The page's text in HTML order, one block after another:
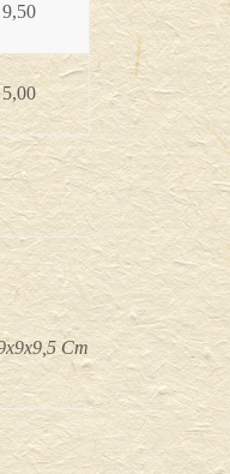
9,50
5,00
Cm